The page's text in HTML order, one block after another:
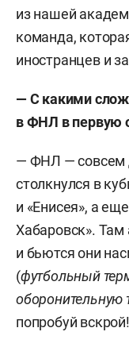
из нашей
команда,
иностранцев и
— С какими
в ФНЛ в первую
— ФНЛ — совсем
столкнулся в
и «Енисея», а
Хабаровск».
и бьются они
(футбольный
оборонительную
попробуй вскрой!